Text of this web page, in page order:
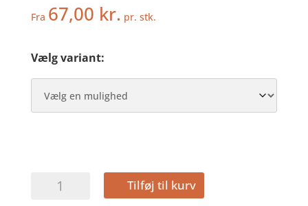
Fra 67,00 kr. pr. stk.
Vælg variant:
DANMARK
Tilføj til kurv